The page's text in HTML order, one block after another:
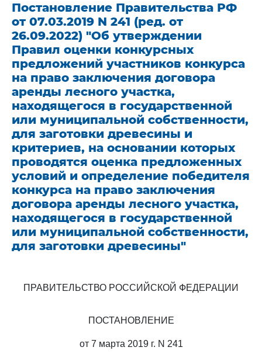
Постановление Правительства РФ
от 07.03.2019 N 241 (ред. от
26.09.2022) "Об утверждении
Правил оценки конкурсных
предложений участников конкурса
на право заключения договора
аренды лесного участка,
находящегося в государственной
или муниципальной собственности,
для заготовки древесины и
критериев, на основании которых
проводятся оценка предложенных
условий и определение победителя
конкурса на право заключения
договора аренды лесного участка,
находящегося в государственной
или муниципальной собственности,
для заготовки древесины"
ПРАВИТЕЛЬСТВО РОССИЙСКОЙ ФЕДЕРАЦИИ
ПОСТАНОВЛЕНИЕ
от 7 марта 2019 г. N 241